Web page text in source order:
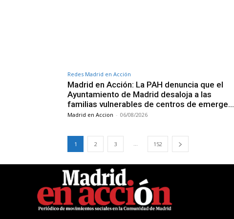
Redes Madrid en Acción
Madrid en Acción: La PAH denuncia que el
Ayuntamiento de Madrid desaloja a las
familias vulnerables de centros de emerge…
Madrid en Accion - 06/08/2026
1 2 3 ... 152